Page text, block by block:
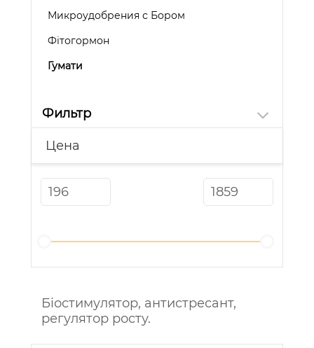
Микроудобрения с Бором
Фітогормон
Гумати
Фильтр
Цена
Біостимулятор, антистресант,
регулятор росту.